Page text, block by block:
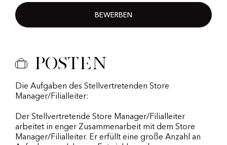
BEWERBEN
Posten
Die Aufgaben des Stellvertretenden Store
Manager/Filialleiter:
Der Stellvertretende Store Manager/Filialleiter
arbeitet in enger Zusammenarbeit mit dem Store
Manager/Filialleiter. Er erfüllt eine große Anzahl an